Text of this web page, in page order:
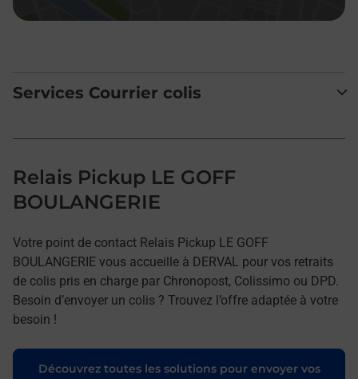
Services Courrier colis
Relais Pickup LE GOFF
BOULANGERIE
Votre point de contact Relais Pickup LE GOFF
BOULANGERIE vous accueille à DERVAL pour vos retraits
de colis pris en charge par Chronopost, Colissimo ou DPD.
Besoin d’envoyer un colis ? Trouvez l’offre adaptée à votre
besoin !
Découvrez toutes les solutions pour envoyer vos